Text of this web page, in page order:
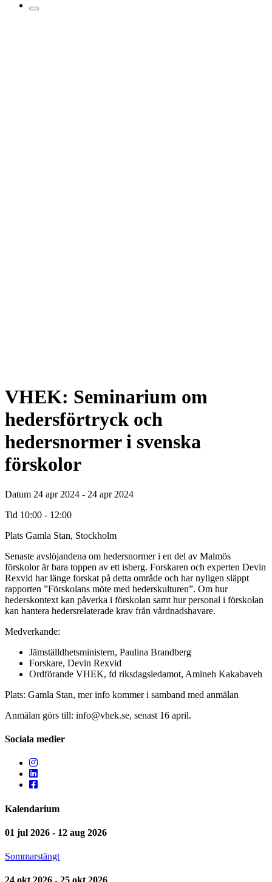
VHEK: Seminarium om
hedersförtryck och
hedersnormer i svenska
förskolor
Datum 24 apr 2024 - 24 apr 2024
Tid 10:00 - 12:00
Plats Gamla Stan, Stockholm
Senaste avslöjandena om hedersnormer i en del av Malmös
förskolor är bara toppen av ett isberg. Forskaren och experten Devin
Rexvid har länge forskat på detta område och har nyligen släppt
rapporten ”Förskolans möte med hederskulturen”. Om hur
hederskontext kan påverka i förskolan samt hur personal i förskolan
kan hantera hedersrelaterade krav från vårdnadshavare.
Medverkande:
Jämställdhetsministern, Paulina Brandberg
Forskare, Devin Rexvid
Ordförande VHEK, fd riksdagsledamot, Amineh Kakabaveh
Plats: Gamla Stan, mer info kommer i samband med anmälan
Anmälan görs till: info@vhek.se, senast 16 april.
Sociala medier
Kalendarium
01 jul 2026 - 12 aug 2026
Sommarstängt